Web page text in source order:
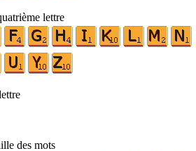
lettre
des mots